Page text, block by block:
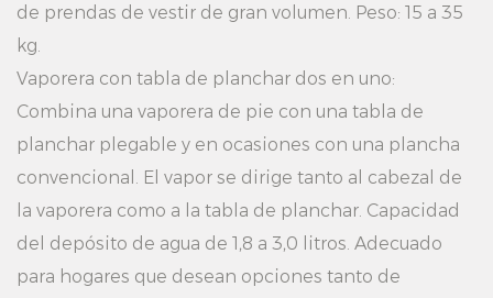
de prendas de vestir de gran volumen. Peso: 15 a 35
kg.
Vaporera con tabla de planchar dos en uno:
Combina una vaporera de pie con una tabla de
planchar plegable y en ocasiones con una plancha
convencional. El vapor se dirige tanto al cabezal de
la vaporera como a la tabla de planchar. Capacidad
del depósito de agua de 1,8 a 3,0 litros. Adecuado
para hogares que desean opciones tanto de